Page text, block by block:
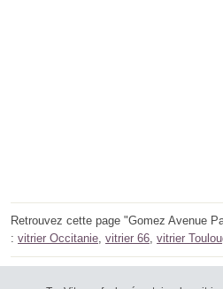
Retrouvez cette page "Gomez Avenue
: vitrier Occitanie vitrier 66 vitrier